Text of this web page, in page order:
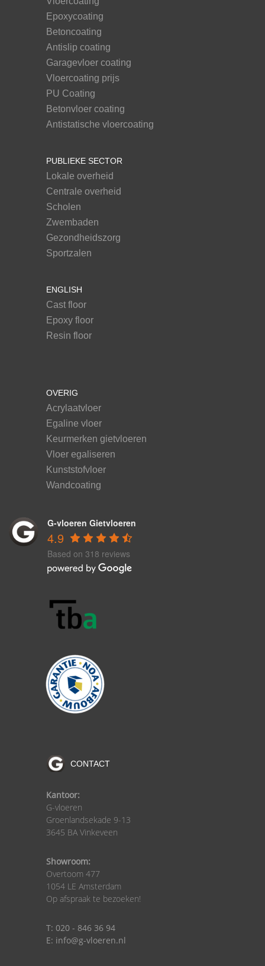
Epoxycoating
Betoncoating
Antislip coating
Garagevloer coating
Vloercoating prijs
PU Coating
Betonvloer coating
Antistatische vloercoating
PUBLIEKE SECTOR
Lokale overheid
Centrale overheid
Scholen
Zwembaden
Gezondheidszorg
Sportzalen
ENGLISH
Cast floor
Epoxy floor
Resin floor
OVERIG
Acrylaatvloer
Egaline vloer
Keurmerken gietvloeren
Vloer egaliseren
Kunststofvloer
Wandcoating
G-vloeren Gietvloeren
4.9
Based on 318 reviews
CONTACT
Kantoor:
G-vloeren
Groenlandsekade 9-13
3645 BA Vinkeveen
Showroom:
Overtoom 477
1054 LE Amsterdam
Op afspraak te bezoeken!
T: 020 - 846 36 94
E: info@g-vloeren.nl